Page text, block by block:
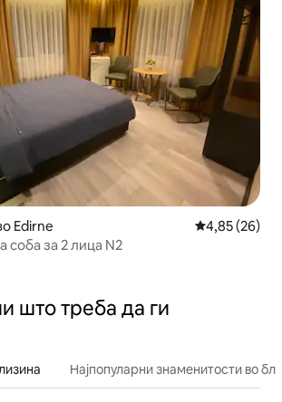
Edirne Просечна
4,85 (26)
соба за 2 лица N2
што треба да ги
Најпопуларни знаменитости во